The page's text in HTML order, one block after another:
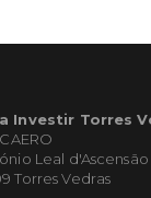
Investir Torres
Leal d'Ascensão
Torres Vedras